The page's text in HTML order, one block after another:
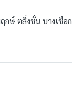
ษ์ ตลิ่งชั่น บางเชือก